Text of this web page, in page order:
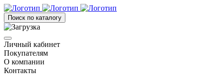
Поиск по каталогу
Личный кабинет
Покупателям
О компании
Контакты